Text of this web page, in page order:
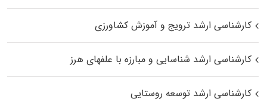
کارشناسی ارشد ترویج و آموزش کشاورزی
کارشناسی ارشد شناسایی و مبارزه با علفهای هرز
کارشناسی ارشد توسعه روستایی